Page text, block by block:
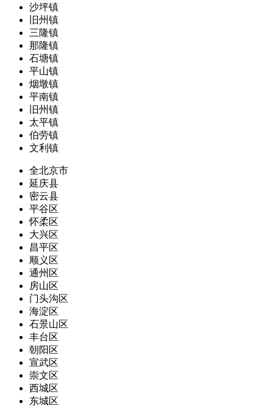
沙坪镇
旧州镇
三隆镇
那隆镇
石塘镇
平山镇
烟墩镇
平南镇
旧州镇
太平镇
伯劳镇
文利镇
全北京市
延庆县
密云县
平谷区
怀柔区
大兴区
昌平区
顺义区
通州区
房山区
门头沟区
海淀区
石景山区
丰台区
朝阳区
宣武区
崇文区
西城区
东城区